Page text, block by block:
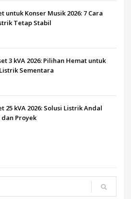
untuk Konser Musik 2026: 7 Cara
Tetap Stabil
3 kVA 2026: Pilihan Hemat untuk
Sementara
25 kVA 2026: Solusi Listrik Andal
dan Proyek